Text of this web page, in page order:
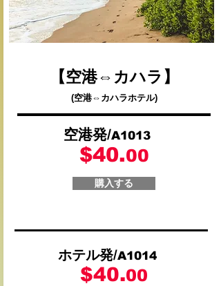
【空港⇔カハラ】
(空港⇔カハラホテル)
空港発/A1013
$40.00
購入する
ホテル発/A1014
$40.00